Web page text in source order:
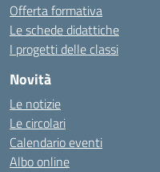
Offerta formativa
Le schede didattiche
I progetti delle classi
Novità
Le notizie
Le circolari
Calendario eventi
Albo online